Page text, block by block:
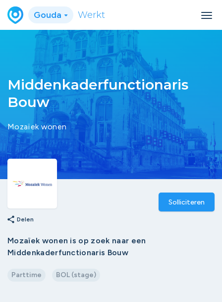
Gouda Werkt
Middenkaderfunctionaris
Bouw
Mozaïek wonen
Solliciteren
share Delen
Mozaïek wonen is op zoek naar een
Middenkaderfunctionaris Bouw
Parttime BOL (stage)